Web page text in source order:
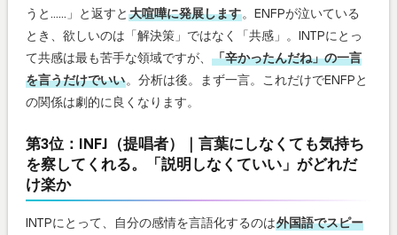
うと……」と返すと 大喧嘩に発展します。ENFPが泣いている
とき、欲しいのは「解決策」ではなく「共感」。INTPにとっ
て共感は最も苦手な領域ですが、 「辛かったんだね」の一言
を言うだけでいい。分析は後。まず一言。これだけでENFPと
の関係は劇的に良くなります。
第3位：INFJ（提唱者）｜言葉にしなくても気持ち
を察してくれる。「説明しなくていい」がどれだ
け楽か
INTPにとって、自分の感情を言語化するのは外国語でスピー